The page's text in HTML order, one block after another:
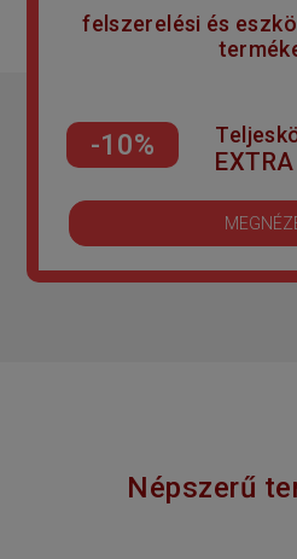
felszerelési és
-10%
Népszerű